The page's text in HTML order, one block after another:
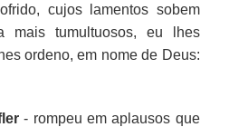
cujos lamentos sobem
tumultuosos, eu lhes
ordeno, em nome de Deus:
- rompeu em aplausos que